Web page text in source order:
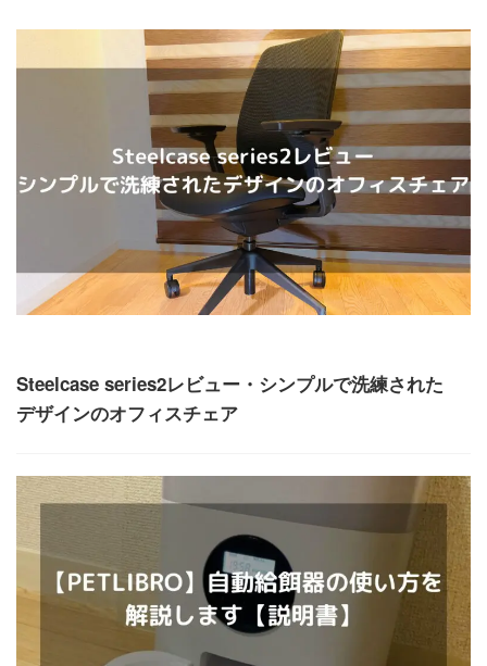
Steelcase series2レビュー・シンプルで洗練された
デザインのオフィスチェア